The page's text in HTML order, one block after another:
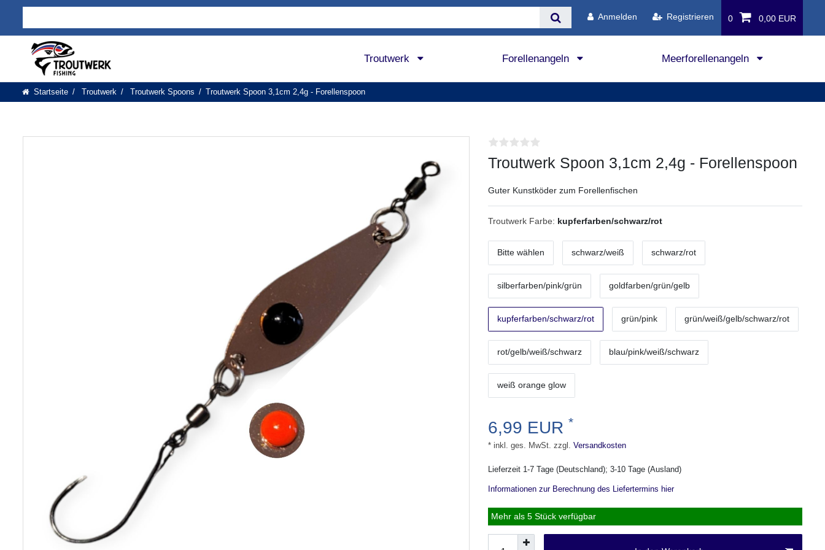
Anmelden Registrieren 0 0,00 EUR
Troutwerk Forellenangeln Meerforellenangeln
Startseite Troutwerk Troutwerk Spoons Troutwerk Spoon 3,1cm 2,4g - Forellenspoon
Troutwerk Spoon 3,1cm 2,4g - Forellenspoon
Guter Kunstköder zum Forellenfischen
Troutwerk Farbe: kupferfarben/schwarz/rot
Bitte wählen schwarz/weiß schwarz/rot
silberfarben/pink/grün goldfarben/grün/gelb
kupferfarben/schwarz/rot grün/pink grün/weiß/gelb/schwarz/rot
rot/gelb/weiß/schwarz blau/pink/weiß/schwarz
weiß orange glow
6,99 EUR *
* inkl. ges. MwSt. zzgl. Versandkosten
Lieferzeit 1-7 Tage (Deutschland); 3-10 Tage (Ausland)
Informationen zur Berechnung des Liefertermins hier
Mehr als 5 Stück verfügbar